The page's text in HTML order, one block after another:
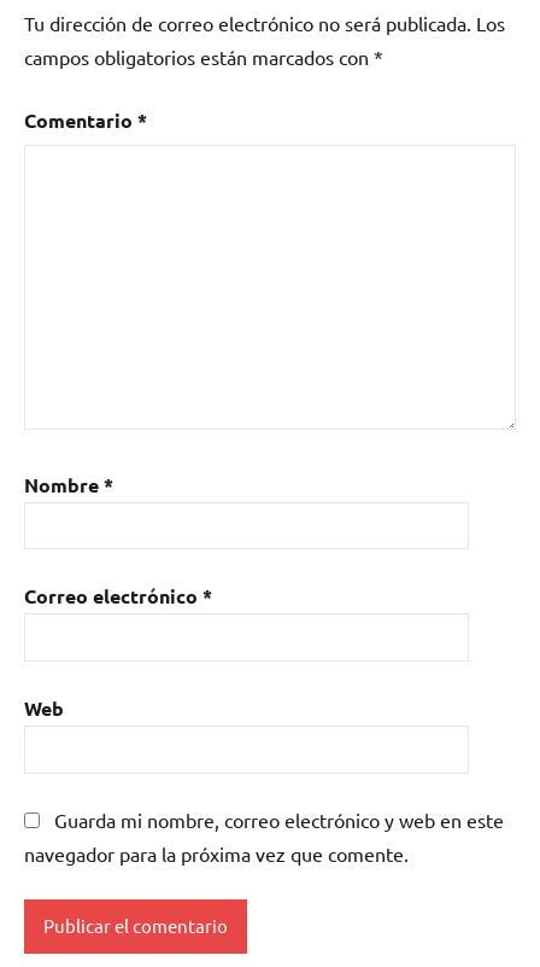
Tu dirección de correo electrónico no será publicada. Los
campos obligatorios están marcados con *
Comentario *
Nombre*
Correo electrónico *
Web
Guarda mi nombre, correo electrónico y web en este
navegador para la próxima vez que comente.